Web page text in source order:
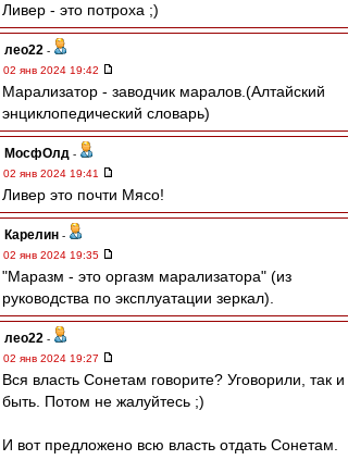
Ливер - это потроха ;)
лео22 -
02 янв 2024 19:42
Марализатор - заводчик маралов.(Алтайский
энциклопедический словарь)
МосфОлд -
02 янв 2024 19:41
Ливер это почти Мясо!
Карелин -
02 янв 2024 19:35
"Маразм - это оргазм марализатора" (из
руководства по эксплуатации зеркал).
лео22 -
02 янв 2024 19:27
Вся власть Сонетам говорите? Уговорили, так и
быть. Потом не жалуйтесь ;)
И вот предложено всю власть отдать Сонетам.